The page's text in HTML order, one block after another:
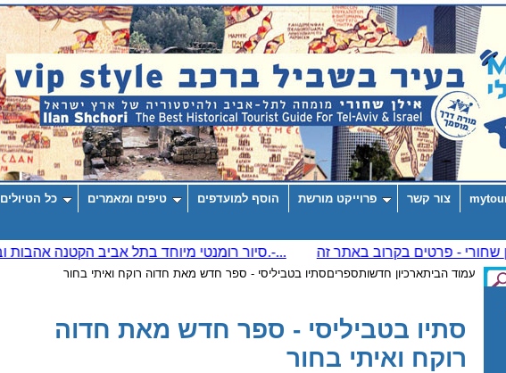
כל הטיולים טיפים ומאמרים הוסף למועדפים פרוייקט מורשת צור קשר
עמוד הביתארכיון חדשותספריםסתיו בטביליסי - ספר חדש מאת חדוה רוקח ואיתי בחור
סתיו בטביליסי - ספר חדש מאת חדוה
רוקח ואיתי בחור